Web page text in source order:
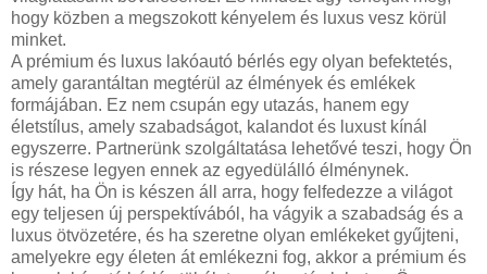
hogy közben a megszokott kényelem és luxus vesz körül
minket.
A prémium és luxus lakóautó bérlés egy olyan befektetés,
amely garantáltan megtérül az élmények és emlékek
formájában. Ez nem csupán egy utazás, hanem egy
életstílus, amely szabadságot, kalandot és luxust kínál
egyszerre. Partnerünk szolgáltatása lehetővé teszi, hogy Ön
is részese legyen ennek az egyedülálló élménynek.
Így hát, ha Ön is készen áll arra, hogy felfedezze a világot
egy teljesen új perspektívából, ha vágyik a szabadság és a
luxus ötvözetére, és ha szeretne olyan emlékeket gyűjteni,
amelyekre egy életen át emlékezni fog, akkor a prémium és